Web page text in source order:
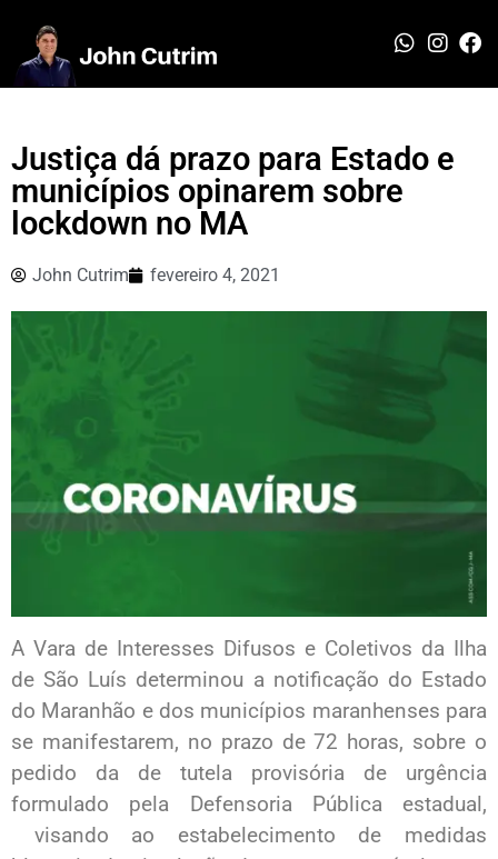
Justiça dá prazo para Estado e
municípios opinarem sobre
lockdown no MA
John Cutrim fevereiro 4, 2021
A Vara de Interesses Difusos e Coletivos da Ilha
de São Luís determinou a notificação do Estado
do Maranhão e dos municípios maranhenses para
se manifestarem, no prazo de 72 horas, sobre o
pedido da de tutela provisória de urgência
formulado pela Defensoria Pública estadual,
visando ao estabelecimento de medidas